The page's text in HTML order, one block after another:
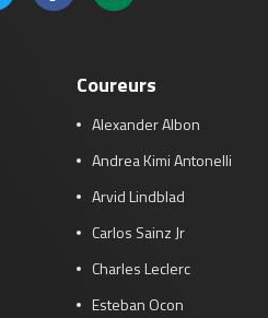
Coureurs
Alexander Albon
Andrea Kimi Antonelli
Arvid Lindblad
Carlos Sainz Jr
Charles Leclerc
Esteban Ocon